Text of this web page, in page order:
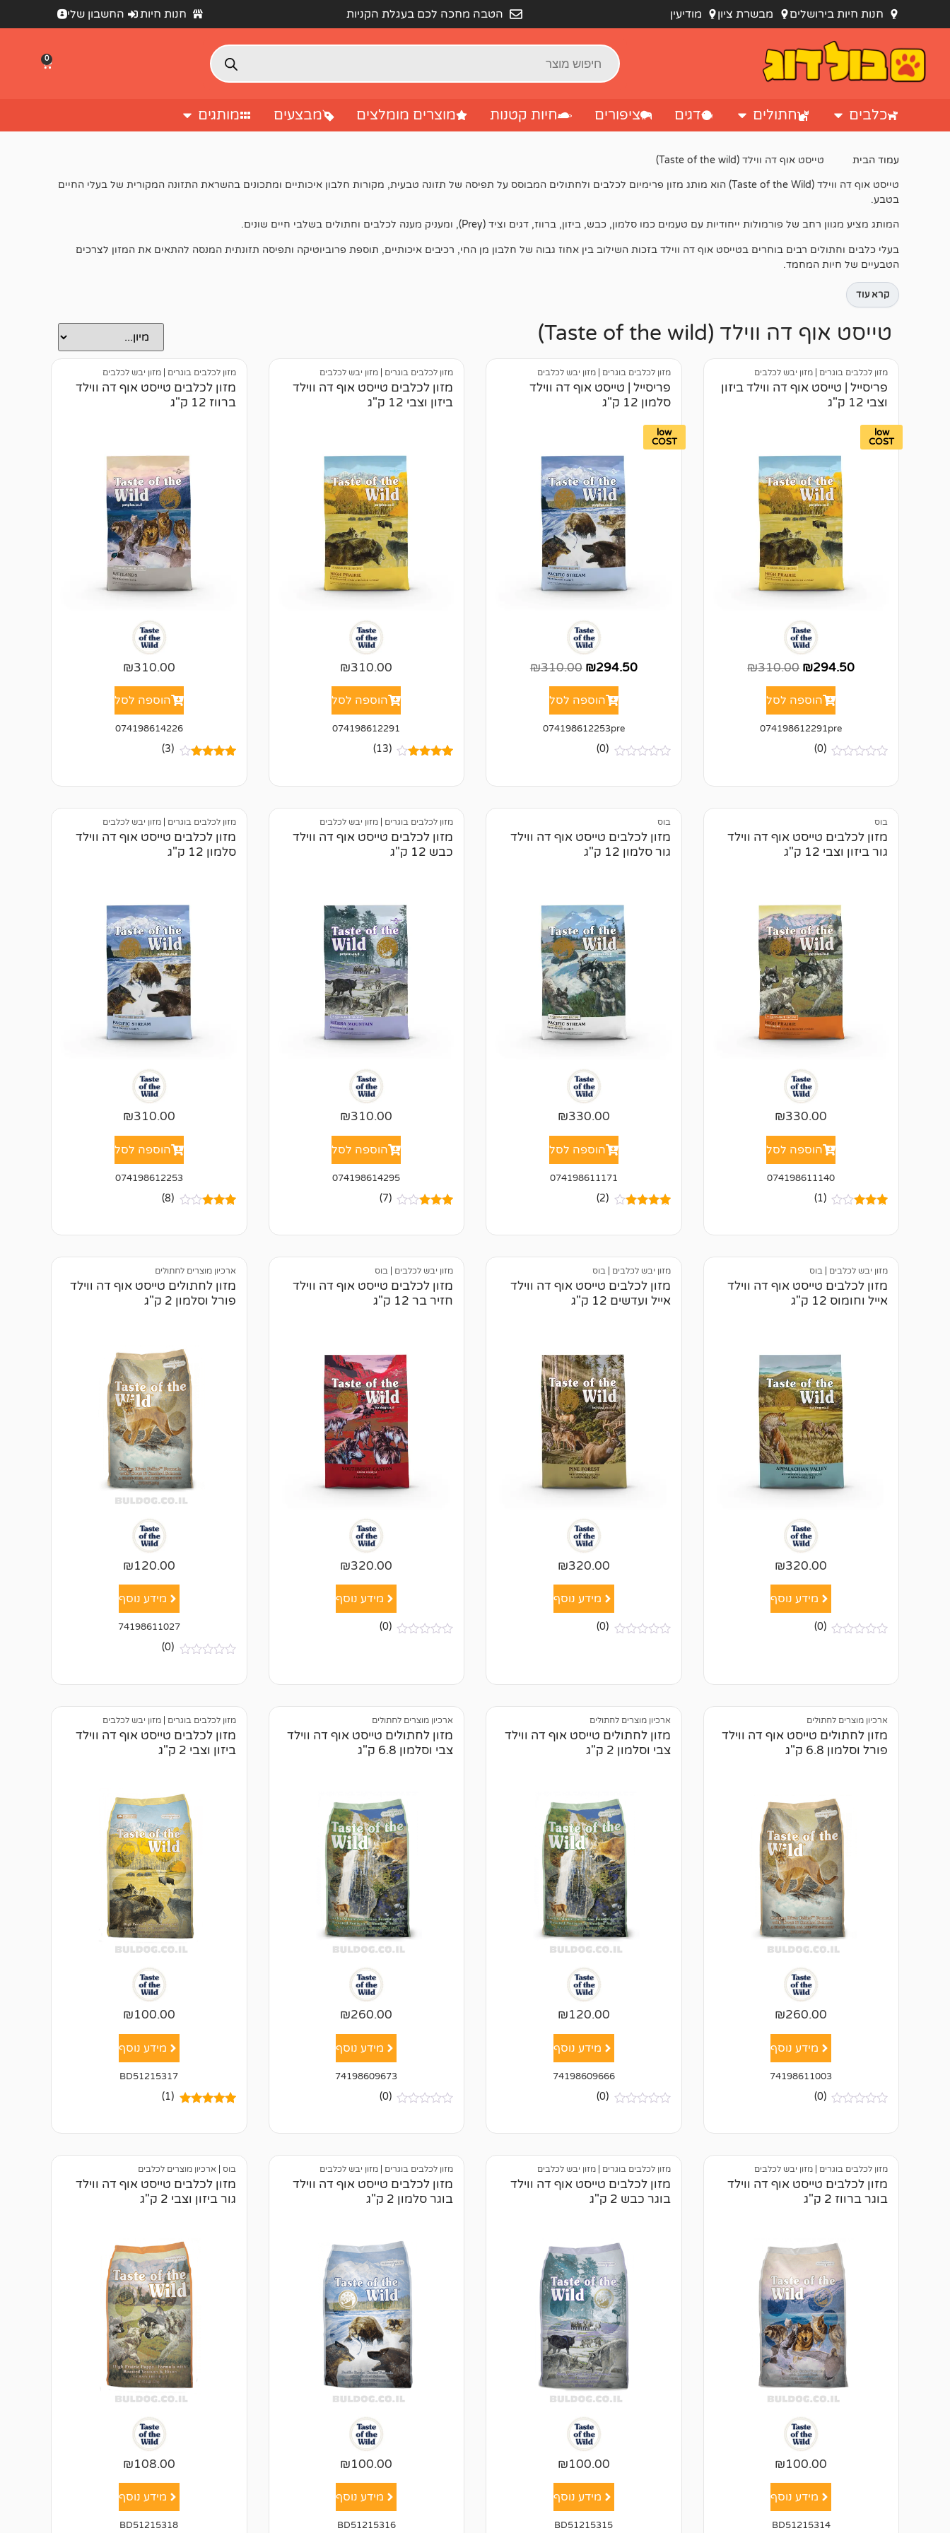
חנות חיות בירושלים מבשרת ציון מודיעין הטבה מחכה לכם בעגלת הקניות חנות חיות החשבון שלי
0
כלבים חתולים דגים ציפורים חיות קטנות מוצרים מומלצים מבצעים מותגים
עמוד הבית טייסט אוף דה ווילד (Taste of the wild)
טייסט אוף דה ווילד (Taste of the Wild) הוא מותג מזון פרימיום לכלבים ולחתולים המבוסס על תפיסה של תזונה טבעית, מקורות חלבון איכותיים ומתכונים בהשראת התזונה המקורית של בעלי החיים
בטבע.
המותג מציע מגוון רחב של פורמולות ייחודיות עם טעמים כמו סלמון, כבש, ביזון, ברווז, דגים וציד (Prey), ומעניק מענה לכלבים וחתולים בשלבי חיים שונים.
בעלי כלבים וחתולים רבים בוחרים בטייסט אוף דה ווילד בזכות השילוב בין אחוז גבוה של חלבון מן החי, רכיבים איכותיים, תוספת פרוביוטיקה ותפיסה תזונתית המנסה להתאים את המזון לצרכים
הטבעיים של חיות המחמד.
קרא עוד
טייסט אוף דה ווילד (Taste of the wild)
מזון לכלבים בוגרים מזון יבש לכלבים
פריסייל | טייסט אוף דה ווילד ביזון
וצבי 12 ק"ג
low
COST
₪294.50
₪310.00
הוספה לסל
074198612291pre
ן
י
ק
ר
ו
(0)
מזון לכלבים בוגרים |מזון יבש לכלבים
פריסייל | טייסט אוף דה ווילד
סלמון 12 ק"ג
low
COST
₪294.50
₪310.00
הוספה לסל
074198612253pre
ן
י
ק
ר
ו
(0)
מזון לכלבים בוגרים מזון יבש לכלבים
מזון לכלבים טייסט אוף דה ווילד
ביזון וצבי 12 ק"ג
₪310.00
הוספה לסל
074198612291
5 מבוסס
של
לקוחות
(13)
מזון לכלבים בוגרים |מזון יבש לכלבים
מזון לכלבים טייסט אוף דה ווילד
ברווז 12 ק"ג
₪310.00
הוספה לסל
074198614226
5 מבוסס
של
לקוחות
(3)
בוס
מזון לכלבים טייסט אוף דה ווילד
גור ביזון וצבי 12 ק"ג
₪330.00
הוספה לסל
074198611140
מתוך 5
על
דירוגים
לקוחות
(1)
בוס
מזון לכלבים טייסט אוף דה ווילד
גור סלמון 12 ק"ג
₪330.00
הוספה לסל
074198611171
5 מבוסס
של
לקוחות
(2)
מזון לכלבים בוגרים | מזון יבש לכלבים
מזון לכלבים טייסט אוף דה ווילד
כבש 12 ק"ג
₪310.00
הוספה לסל
074198614295
מתוך 5
על
דירוגים
לקוחות
(7)
מזון לכלבים בוגרים |מזון יבש לכלבים
מזון לכלבים טייסט אוף דה ווילד
סלמון 12 ק"ג
₪310.00
הוספה לסל
074198612253
מתוך 5
על
דירוגים
לקוחות
(8)
מזון יבש לכלבים בוס
מזון לכלבים טייסט אוף דה ווילד
אייל וחומוס 12 ק"ג
₪320.00
מידע נוסף
י
ו
ר
ת
(0)
מזון יבש לכלבים |בוס
מזון לכלבים טייסט אוף דה ווילד
אייל ועדשים 12 ק"ג
₪320.00
מידע נוסף
י
ו
ר
ת
(0)
מזון יבש לכלבים בוס
מזון לכלבים טייסט אוף דה ווילד
חזיר בר 12 ק"ג
₪320.00
מידע נוסף
י
ו
ר
ת
(0)
ארכיון מוצרים לחתולים
מזון לחתולים טייסט אוף דה ווילד
פורל וסלמון 2 ק"ג
₪120.00
מידע נוסף
74198611027
ן
י
ק
ר
ו
(0)
ארכיון מוצרים לחתולים
מזון לחתולים טייסט אוף דה ווילד
פורל וסלמון 6.8 ק"ג
₪260.00
מידע נוסף
74198611003
ן
י
ק
ר
ו
(0)
ארכיון מוצרים לחתולים
מזון לחתולים טייסט אוף דה ווילד
צבי וסלמון 2 ק"ג
₪120.00
מידע נוסף
74198609666
ן
י
ק
ר
ו
(0)
ארכיון מוצרים לחתולים
מזון לחתולים טייסט אוף דה ווילד
צבי וסלמון 6.8 ק"ג
₪260.00
מידע נוסף
74198609673
ן
י
ק
ר
ו
(0)
מזון לכלבים בוגרים |מזון יבש לכלבים
מזון לכלבים טייסט אוף דה ווילד
ביזון וצבי 2 ק"ג
₪100.00
מידע נוסף
BD51215317
מבוסס על
לקוחות
(1)
מזון לכלבים בוגרים מזון יבש לכלבים
מזון לכלבים טייסט אוף דה ווילד
בוגר ברווז 2 ק"ג
₪100.00
מידע נוסף
BD51215314
מזון לכלבים בוגרים |מזון יבש לכלבים
מזון לכלבים טייסט אוף דה ווילד
בוגר כבש 2 ק"ג
₪100.00
מידע נוסף
BD51215315
מזון לכלבים בוגרים מזון יבש לכלבים
מזון לכלבים טייסט אוף דה ווילד
בוגר סלמון 2 ק"ג
₪100.00
מידע נוסף
BD51215316
בוס ארכיון מוצרים לכלבים
מזון לכלבים טייסט אוף דה ווילד
גור ביזון וצבי 2 ק"ג
₪108.00
מידע נוסף
BD51215318